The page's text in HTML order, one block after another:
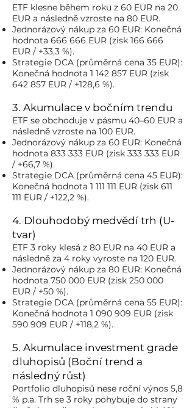
ETF klesne během roku z 60 EUR na 20
EUR a následně vzroste na 80 EUR.
Jednorázový nákup za 60 EUR: Konečná
hodnota 666 666 EUR (zisk 166 666
EUR / +33,3 %).
Strategie DCA (průměrná cena 35 EUR):
Konečná hodnota 1 142 857 EUR (zisk
642 857 EUR / +128,6 %).
3. Akumulace v bočním trendu
ETF se obchoduje v pásmu 40–60 EUR a
následně vzroste na 100 EUR.
Jednorázový nákup za 60 EUR: Konečná
hodnota 833 333 EUR (zisk 333 333 EUR
/ +66,7 %).
Strategie DCA (průměrná cena 45 EUR):
Konečná hodnota 1 111 111 EUR (zisk 611
111 EUR / +122,2 %).
4. Dlouhodobý medvědí trh (U-
tvar)
ETF 3 roky klesá z 80 EUR na 40 EUR a
následně za 4 roky vyroste na 120 EUR.
Jednorázový nákup za 80 EUR: Konečná
hodnota 750 000 EUR (zisk 250 000
EUR / +50 %).
Strategie DCA (průměrná cena 55 EUR):
Konečná hodnota 1 090 909 EUR (zisk
590 909 EUR / +118,2 %).
5. Akumulace investment grade
dluhopisů (Boční trend a
následný růst)
Portfolio dluhopisů nese roční výnos 5,8
% p.a. Trh se 3 roky pohybuje do strany